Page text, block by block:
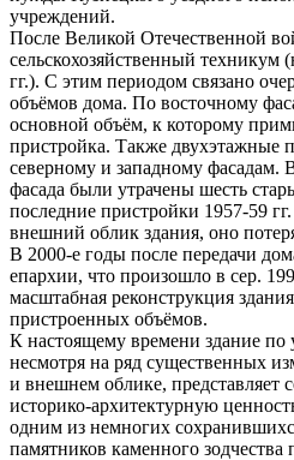
учреждений.
После Великой Отечественной
сельскохозяйственный техникум
гг.). С этим периодом связано
объёмов дома. По восточному
основной объём, к которому
пристройка. Также двухэтажные
северному и западному фасадам.
фасада были утрачены шесть
последние пристройки 1957-59
внешний облик здания, оно
В 2000-е годы после передачи
епархии, что произошло в сер.
масштабная реконструкция
пристроенных объёмов.
К настоящему времени здание по
несмотря на ряд существенных
и внешнем облике, представляет
историко-архитектурную
одним из немногих
памятников каменного